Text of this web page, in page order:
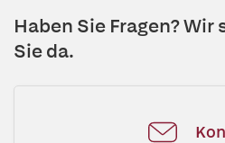
Haben Sie Fragen?
Sie da.